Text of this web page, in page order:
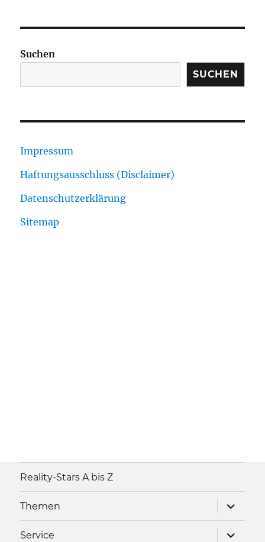
Suchen
SUCHEN
Impressum
Haftungsausschluss (Disclaimer)
Datenschutzerklärung
Sitemap
Reality-Stars A bis Z
Themen
anzeigen
Service